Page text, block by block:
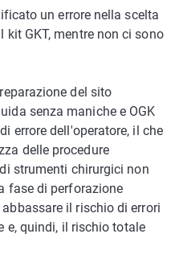
un errore nella scelta
GKT, mentre non ci sono
del sito
senza maniche e OGK
errore dell'operatore, il che
delle procedure
strumenti chirurgici non
fase di perforazione
il rischio di errori
e, quindi, il rischio totale